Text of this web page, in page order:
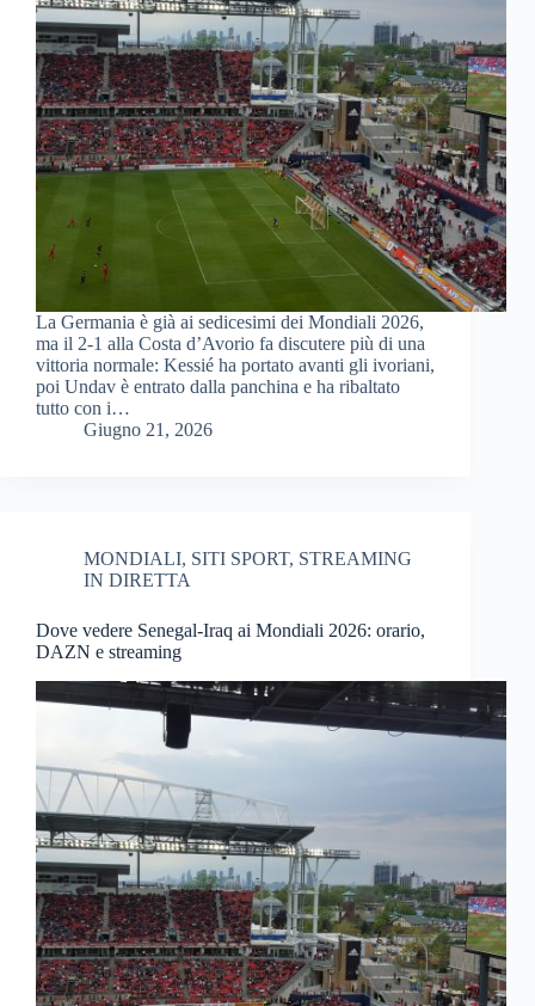
La Germania è già ai sedicesimi dei Mondiali 2026,
ma il 2-1 alla Costa d’Avorio fa discutere più di una
vittoria normale: Kessié ha portato avanti gli ivoriani,
poi Undav è entrato dalla panchina e ha ribaltato
tutto con i…
Giugno 21, 2026
MONDIALI, SITI SPORT, STREAMING
IN DIRETTA
Dove vedere Senegal-Iraq ai Mondiali 2026: orario,
DAZN e streaming